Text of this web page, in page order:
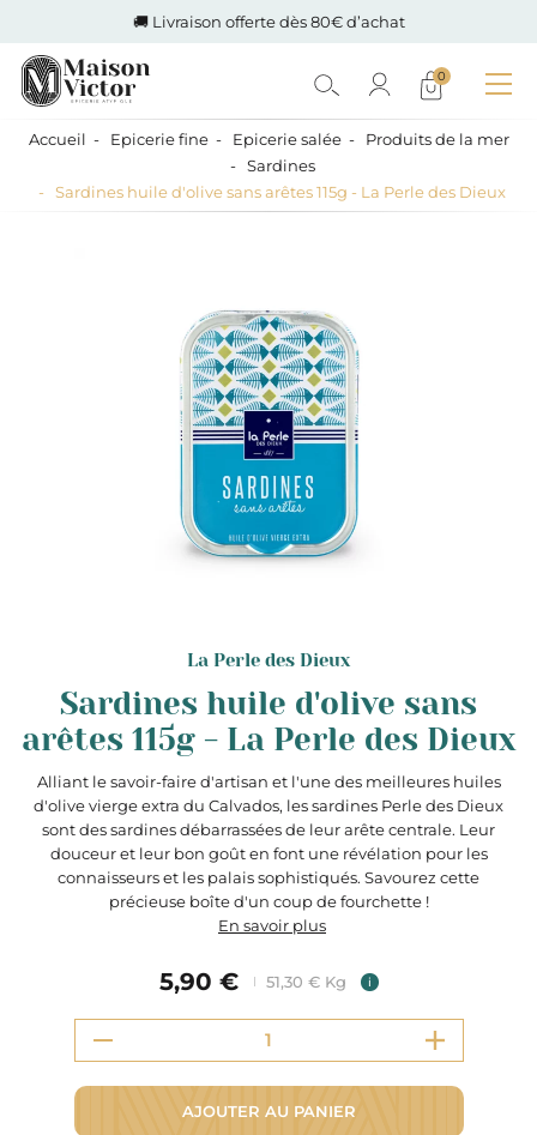
🚚 Livraison offerte dès 80€ d’achat
0
Accueil Epicerie fine Epicerie salée
Produits de la mer
Sardines
Sardines huile d'olive sans arêtes 115g - La Perle des Dieux
La Perle des Dieux
Sardines huile d'olive sans
arêtes 115g - La Perle des Dieux
Alliant le savoir-faire d'artisan et l'une des meilleures huiles
d'olive vierge extra du Calvados, les sardines Perle des Dieux
sont des sardines débarrassées de leur arête centrale. Leur
douceur et leur bon goût en font une révélation pour les
connaisseurs et les palais sophistiqués. Savourez cette
précieuse boîte d'un coup de fourchette !
En savoir plus
5,90 € 51,30 € Kg i
AJOUTER AU PANIER